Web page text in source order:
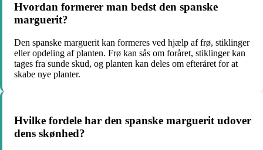
Hvordan formerer man bedst den spanske
marguerit?
Den spanske marguerit kan formeres ved hjælp af frø, stiklinger
eller opdeling af planten. Frø kan sås om foråret, stiklinger kan
tages fra sunde skud, og planten kan deles om efteråret for at
skabe nye planter.
Hvilke fordele har den spanske marguerit udover
dens skønhed?